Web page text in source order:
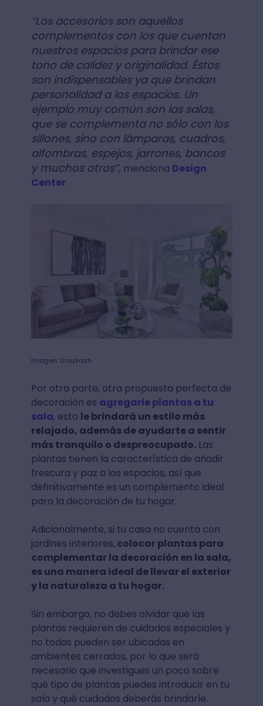
“Los accesorios son aquellos
complementos con los que cuentan
nuestros espacios para brindar ese
tono de calidez y originalidad. Éstos
son indispensables ya que brindan
personalidad a los espacios. Un
ejemplo muy común son las salas,
que se complementa no sólo con los
sillones, sino con lámparas, cuadros,
alfombras, espejos, jarrones, bancos
y muchos otros”, menciona Design
Center.
Imagen: Unsplash
Por otra parte, otra propuesta perfecta de
decoración es agregarle plantas a tu
sala, esto le brindará un estilo más
relajado, además de ayudarte a sentir
más tranquilo o despreocupado.Las
plantas tienen la característica de añadir
frescura y paz a los espacios, así que
definitivamente es un complemento ideal
para la decoración de tu hogar.
Adicionalmente, si tu casa no cuenta con
jardines interiores, colocar plantas para
complementar la decoración en la sala,
es una manera ideal de llevar el exterior
y la naturaleza a tu hogar.
Sin embargo, no debes olvidar que las
plantas requieren de cuidados especiales y
no todas pueden ser ubicadas en
ambientes cerrados, por lo que será
necesario que investigues un poco sobre
qué tipo de plantas puedes introducir en tu
sala y qué cuidados deberás brindarle.